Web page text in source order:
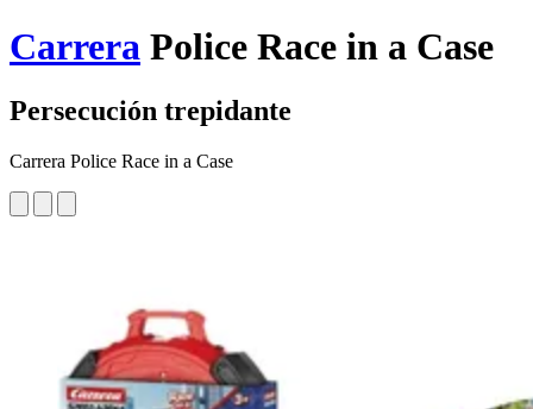
Carrera Police Race in a Case
Persecución trepidante
Carrera Police Race in a Case